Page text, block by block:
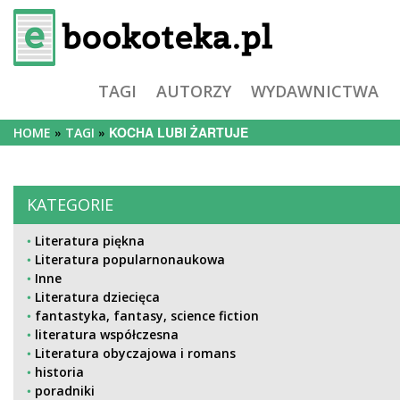
TAGI AUTORZY WYDAWNICTWA
HOME TAGI KOCHA LUBI ŻARTUJE
KATEGORIE
Literatura piękna
Literatura popularnonaukowa
Inne
Literatura dziecięca
fantastyka, fantasy, science fiction
literatura współczesna
Literatura obyczajowa i romans
historia
poradniki